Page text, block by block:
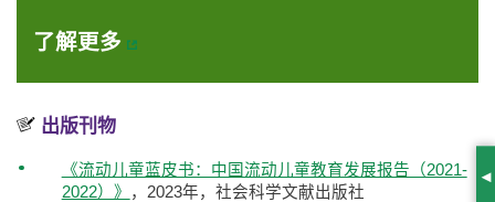
了解更多
出版刊物
《流动儿童蓝皮书：中国流动儿童教育发展报告（2021-
2022）》
，2023年，社会科学文献出版社